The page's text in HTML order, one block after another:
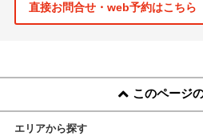
直接お問合せ・web予約はこちら
このページ
エリアから探す